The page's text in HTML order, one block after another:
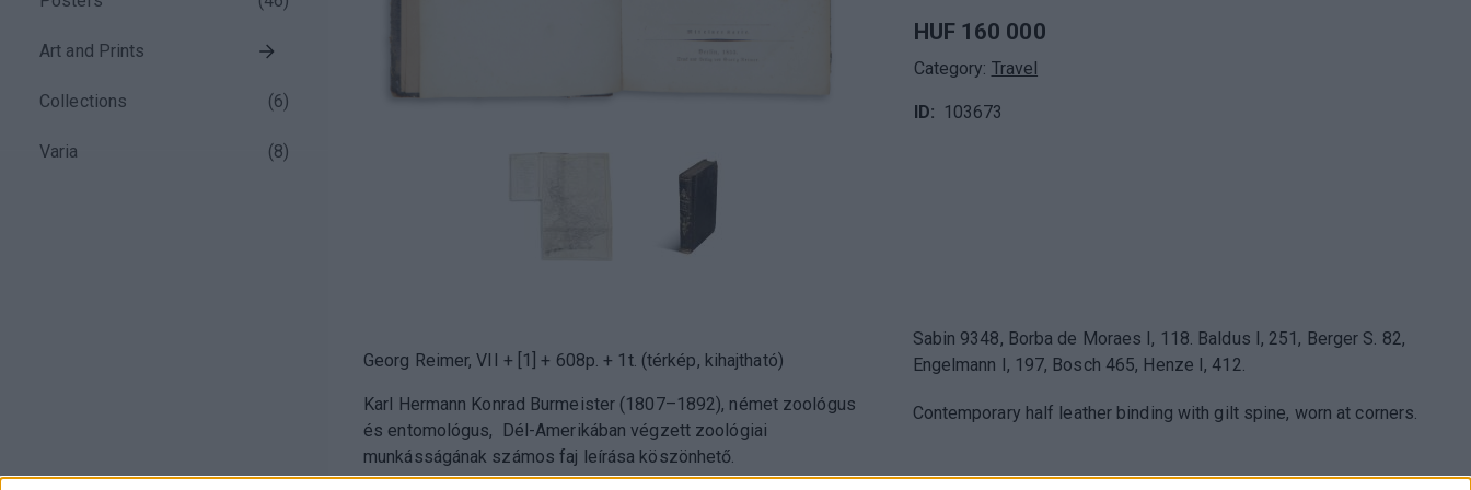
Art and Prints
Collections (6)
Varia (8)
HUF 160 000
Category: Travel
ID 103673
Georg Reimer, VII + [1] + 608p. + 1t. (térkép, kihajtható)
Karl Hermann Konrad Burmeister (1807–1892), német zoológus
és entomológus, Dél-Amerikában végzett zoológiai
munkásságának számos faj leírása köszönhető.
Sabin 9348, Borba de Moraes I, 118. Baldus I, 251, Berger S. 82,
Engelmann I, 197, Bosch 465, Henze I, 412.
Contemporary half leather binding with gilt spine, worn at corners.